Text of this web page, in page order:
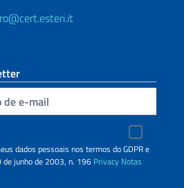
dados pessoais nos termos do GDPR e
junho de 2003, n. 196 Privacy Notas